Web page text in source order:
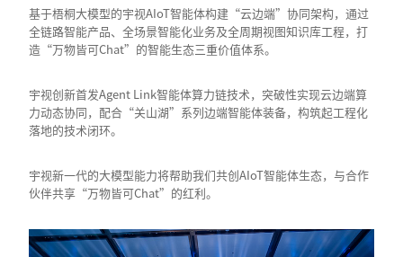
基于梧桐大模型的宇视AIoT智能体构建“云边端”协同架构，通过
全链路智能产品、全场景智能化业务及全周期视图知识库工程，打
造“万物皆可Chat”的智能生态三重价值体系。
宇视创新首发Agent Link智能体算力链技术，突破性实现云边端算
力动态协同，配合“关山湖”系列边端智能体装备，构筑起工程化
落地的技术闭环。
宇视新一代的大模型能力将帮助我们共创AIoT智能体生态，与合作
伙伴共享“万物皆可Chat”的红利。